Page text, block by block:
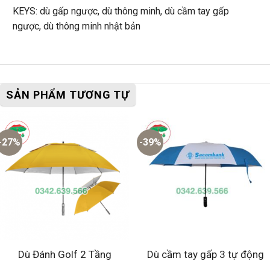
KEYS: dù gấp ngược, dù thông minh, dù cầm tay gấp
ngược, dù thông minh nhật bản
SẢN PHẨM TƯƠNG TỰ
Dù Đánh Golf 2 Tầng
-39%
Dù cầm tay gấp 3 tự động